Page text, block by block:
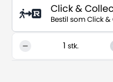
Click &
Bestil som Click &
stk.